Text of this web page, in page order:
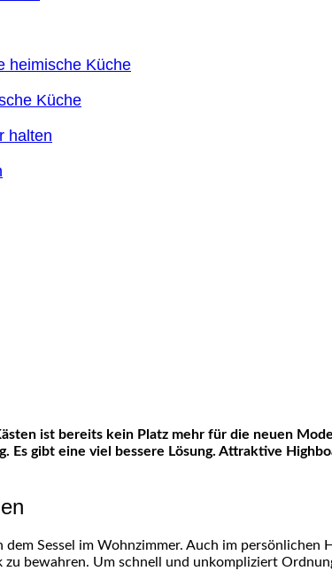
Küche
ist bereits kein Platz mehr für die neuen
gibt eine viel bessere Lösung. Attraktive
Sessel im Wohnzimmer. Auch im
bewahren. Um schnell und unkompliziert